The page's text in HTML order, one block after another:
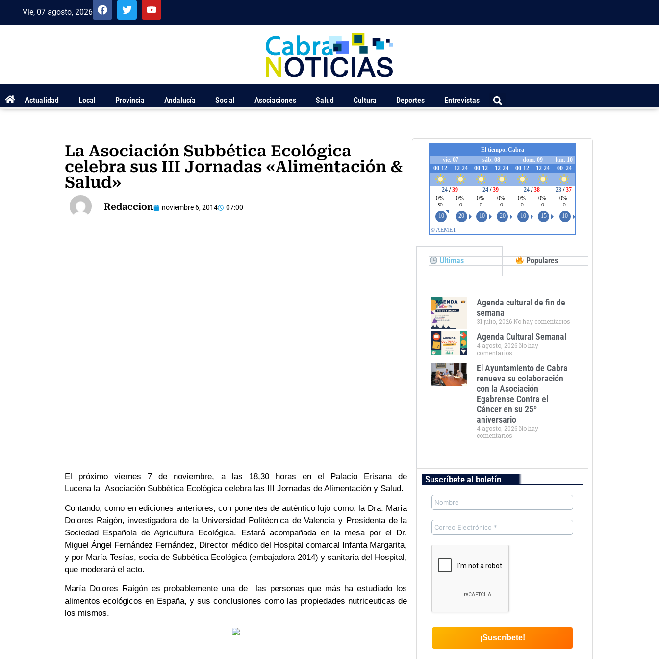
Vie, 07 agosto, 2026
Actualidad Local Provincia Andalucía Social Asociaciones Salud Cultura Deportes Entrevistas
La Asociación Subbética Ecológica
celebra sus III Jornadas «Alimentación &
Salud»
Redaccion noviembre 6, 2014 07:00
El próximo viernes 7 de noviembre, a las 18,30 horas en el Palacio Erisana de
Lucena la Asociación Subbética Ecológica celebra las III Jornadas de Alimentación y Salud.
Contando, como en ediciones anteriores, con ponentes de auténtico lujo como: la Dra. María
Dolores Raigón, investigadora de la Universidad Politécnica de Valencia y Presidenta de la
Sociedad Española de Agricultura Ecológica. Estará acompañada en la mesa por el Dr.
Miguel Ángel Fernández Fernández, Director médico del Hospital comarcal Infanta Margarita,
y por María Tesías, socia de Subbética Ecológica (embajadora 2014) y sanitaria del Hospital,
que moderará el acto.
María Dolores Raigón es probablemente una de las personas que más ha estudiado los
alimentos ecológicos en España, y sus conclusiones como las propiedades nutriceuticas de
los mismos.
Últimas Populares
Agenda cultural de fin de
semana
31 julio, 2026 No hay comentarios
Agenda Cultural Semanal
4 agosto, 2026 No hay
comentarios
El Ayuntamiento de Cabra
renueva su colaboración
con la Asociación
Egabrense Contra el
Cáncer en su 25º
aniversario
4 agosto, 2026 No hay
comentarios
Suscríbete al boletín